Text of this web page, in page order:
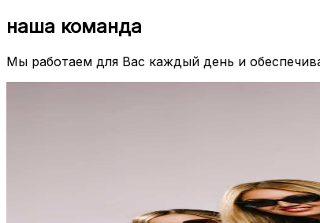
наша команда
Мы работаем для Вас каждый день и